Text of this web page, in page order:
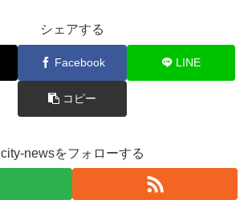
シェアする
Facebook LINE
コピー
city-newsをフォローする